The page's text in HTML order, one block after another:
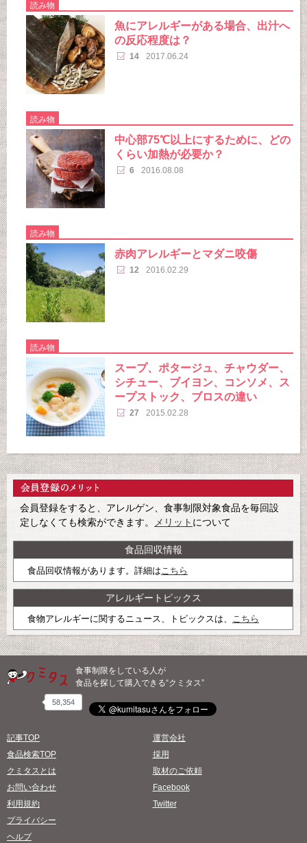
読み物
魚にアレルギーがある場合、出汁へ
の反応程度は？
14 2017.06.24
読み物
中心部75℃以上にするために、どの
くらい加熱が必要か？
6 2016.08.08
読み物
赤肉アレルギーとマダニ咬傷
12 2016.02.29
読み物
スープ、ポタージュ、チャウダー、
シチュー、ブイヨン、コンソメ、ス
ープストック、ブロスの違い
27 2015.02.28
会員登録をすると、アレルゲン、食事制限対象食品を毎回設
定しなくても検索ができます。
メリット について
食品回収情報
食品回収情報があります。詳細はこちら
アレルギートピックス
食物アレルギーに関するニュース、トピックスは、 こちら
食事制限をしている人が
食品を探して購入できる“クミタス”
58,354
記事TOP
食品検索TOP
クミタスとは
お問い合わせ
利用規約
プライバシー
ヘルプ
運営会社
採用
取材のご依頼
Facebook
Twitter